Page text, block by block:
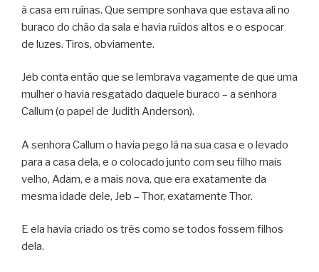
à casa em ruínas. Que sempre sonhava que estava ali no
buraco do chão da sala e havia ruídos altos e o espocar
de luzes. Tiros, obviamente.
Jeb conta então que se lembrava vagamente de que uma
mulher o havia resgatado daquele buraco – a senhora
Callum (o papel de Judith Anderson).
A senhora Callum o havia pego lá na sua casa e o levado
para a casa dela, e o colocado junto com seu filho mais
velho, Adam, e a mais nova, que era exatamente da
mesma idade dele, Jeb – Thor, exatamente Thor.
E ela havia criado os três como se todos fossem filhos
dela.